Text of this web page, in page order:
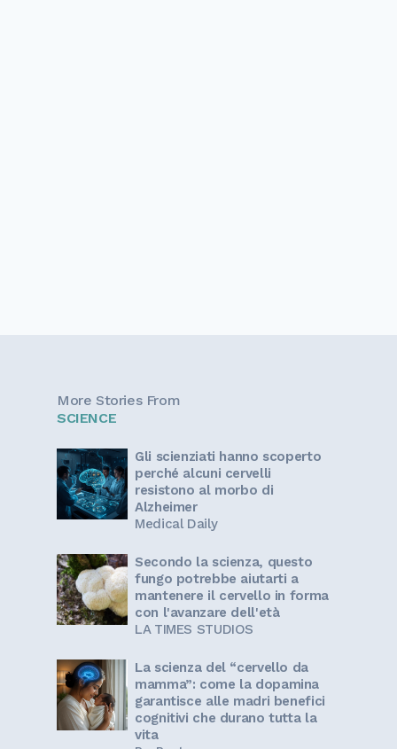
More Stories From
SCIENCE
Gli scienziati hanno scoperto
perché alcuni cervelli
resistono al morbo di
Alzheimer
Medical Daily
Secondo la scienza, questo
fungo potrebbe aiutarti a
mantenere il cervello in forma
con l'avanzare dell'età
LA TIMES STUDIOS
La scienza del “cervello da
mamma”: come la dopamina
garantisce alle madri benefici
cognitivi che durano tutta la
vita